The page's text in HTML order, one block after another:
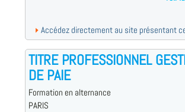
Accédez directement au site présentant
TITRE PROFESSIONNEL
DE PAIE
Formation en alternance
PARIS